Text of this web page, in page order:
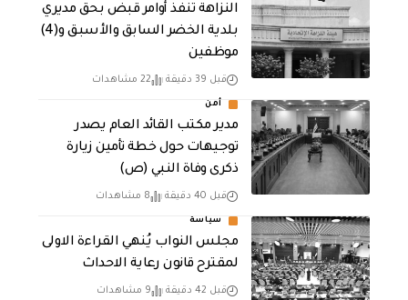
النزاهة تنفذ أوامر قبض بحق مديري
بلدية الخضر السابق والأسبق و(4)
موظفين
قبل 39 دقيقة 22 مشاهدات
أمن
مدير مكتب القائد العام يصدر
توجيهات حول خطة تأمين زيارة
ذكرى وفاة النبي (ص)
قبل 40 دقيقة 8 مشاهدات
سياسة
مجلس النواب يُنهي القراءة الاولى
لمقترح قانون رعاية الاحداث
قبل 42 دقيقة 9 مشاهدات